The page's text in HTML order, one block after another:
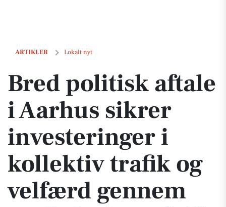
ARTIKLER Lokalt nyt
Bred politisk aftale i Aarhus sikrer investeringer i kollektiv trafik og
Bred politisk aftale
i Aarhus sikrer
investeringer i
kollektiv trafik og
velfærd gennem